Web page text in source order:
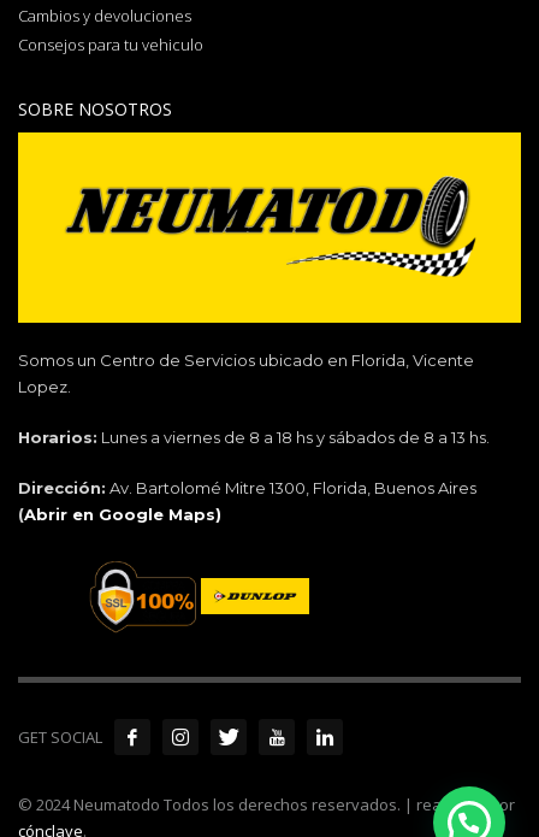
Cambios y devoluciones
Consejos para tu vehiculo
SOBRE NOSOTROS
Somos un Centro de Servicios ubicado en Florida, Vicente
Lopez.
Horarios: Lunes a viernes de 8 a 18 hs y sábados de 8 a 13 hs.
Dirección: Av. Bartolomé Mitre 1300, Florida, Buenos Aires
(Abrir en Google Maps)
GET SOCIAL
© 2024 Neumatodo Todos los derechos reservados. | realizado por
cónclave.